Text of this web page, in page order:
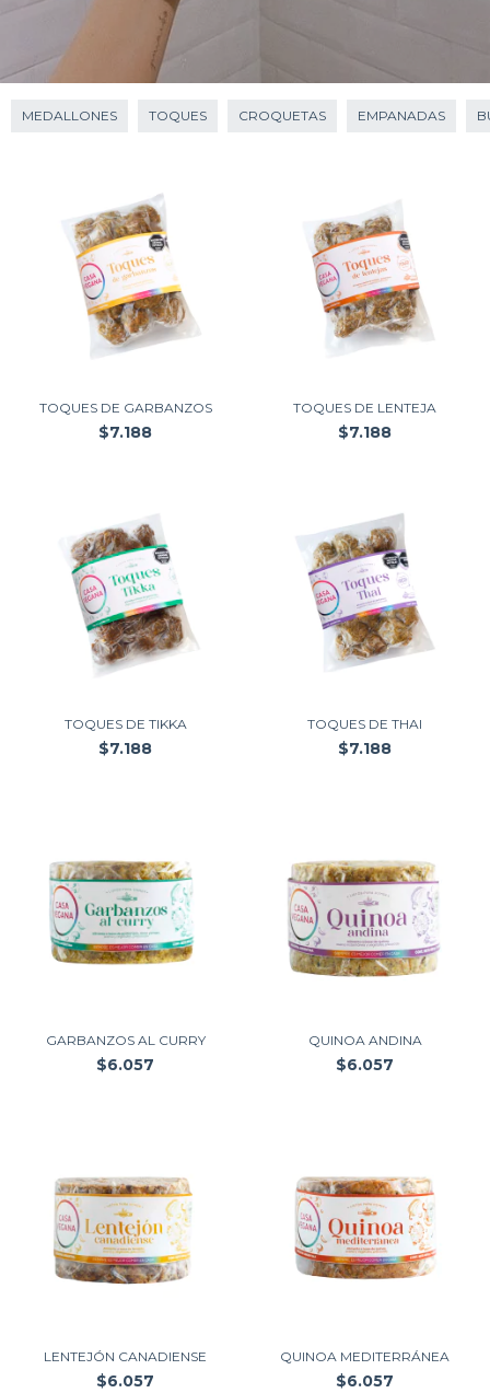
MEDALLONES TOQUES CROQUETAS EMPANADAS
TOQUES DE GARBANZOS
$7.188
TOQUES DE LENTEJA
$7.188
TOQUES DE TIKKA
$7.188
TOQUES DE THAI
$7.188
GARBANZOS AL CURRY
$6.057
QUINOA ANDINA
$6.057
LENTEJÓN CANADIENSE
$6.057
QUINOA MEDITERRÁNEA
$6.057